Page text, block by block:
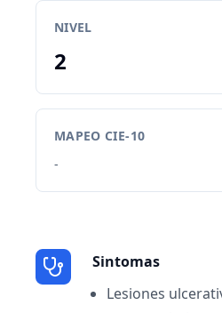
NIVEL
2
MAPEO CIE-10
-
Sintomas
Lesiones